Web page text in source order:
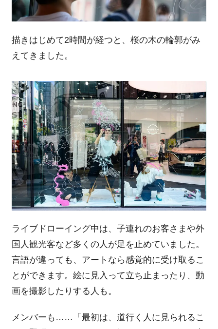
描きはじめて2時間が経つと、桜の木の輪郭がみ
えてきました。
ライブドローイング中は、子連れのお客さまや外
国人観光客など多くの人が足を止めていました。
言語が違っても、アートなら感覚的に受け取るこ
とができます。絵に見入って立ち止まったり、動
画を撮影したりする人も。
メンバーも……「最初は、道行く人に見られるこ